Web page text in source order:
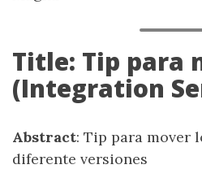
Title: Tip para
(Integration
Abstract: Tip para mover
diferente versiones